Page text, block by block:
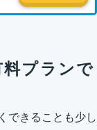
プランで
できることも少し